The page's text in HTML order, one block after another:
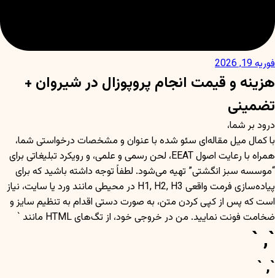
فوریه 19, 2026
هزینه و قیمت انجام پروپوزال در شیروان +
تضمینی
درود بر شما،
با کمال میل مقاله‌ای سئو شده با عنوان و مشخصات درخواستی شما،
همراه با رعایت اصول EEAT، لحن رسمی و علمی، و رویکرد تبلیغاتی برای
“موسسه سبز انگشتی” تهیه می‌شود. لطفاً توجه داشته باشید که برای
پیاده‌سازی فرمت واقعی H1, H2, H3 در محیطی مانند ورد یا سایت، نیاز
است که پس از کپی کردن متن، به صورت دستی اقدام به تنظیم سایز و
ضخامت فونت نمایید. من در خروجی خود، از تگ‌های HTML مانند `
`, `
`, `